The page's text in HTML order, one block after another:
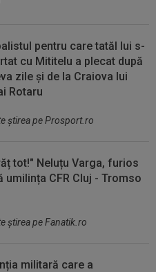
pentru care tatăl lui s-
cu Mititelu a plecat după
zile și de la Craiova lui
Rotaru
ştirea pe Prosport.ro
tot!" Neluțu Varga, furios
umilința CFR Cluj - Tromso
ştirea pe Fanatik.ro
militară care a